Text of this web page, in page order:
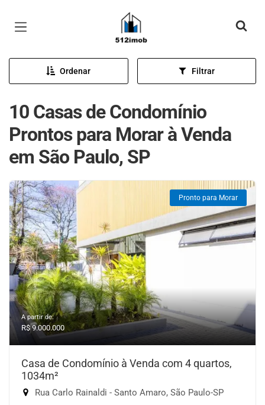
Página inicial
Ordenar Filtrar
10 Casas de Condomínio
Prontos para Morar à Venda
em São Paulo, SP
Pronto para Morar
A partir de:
R$ 9.000.000
Casa de Condomínio à Venda com 4 quartos,
1034m²
Rua Carlo Rainaldi - Santo Amaro, São Paulo-SP